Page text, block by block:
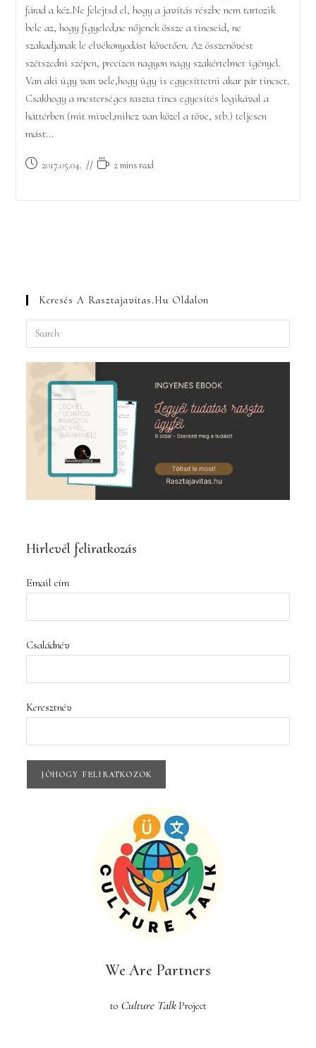
fárad a kéz.Ne felejtsd el, hogy a javítás részbe nem tartozik
bele az, hogy figyeled,ne nőjenek össze a tincseid, ne
szakadjanak le elvékonyodást követően. Az összenövést
szétszedni szépen, precízen nagyon nagy szakértelmet igényel.
Van aki úgy van vele,hogy úgy is egyesíttetni akar pár tincset.
Csakhogy a mesterséges raszta tincs egyesítés logikával a
háttérben (mit mivel,mihez van közel a töve, stb.) teljesen
mást…
Post 2017.05.04.
Reading2 mins read
Keresés A Rasztajavitas.hu Oldalon
Escape
to
Hirlevél feliratkozás
Email cím
Családnév
Keresztnév
We Are Partners
to Culture TalkProject